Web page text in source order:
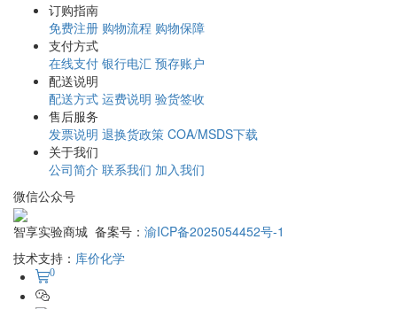
订购指南
免费注册 购物流程 购物保障
支付方式
在线支付 银行电汇 预存账户
配送说明
配送方式 运费说明 验货签收
售后服务
发票说明 退换货政策 COA/MSDS下载
关于我们
公司简介 联系我们 加入我们
微信公众号
智享实验商城 备案号： 渝ICP备2025054452号-1
技术支持： 库价化学
0